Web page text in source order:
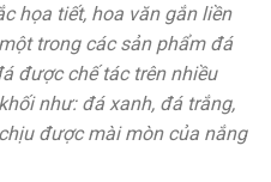
họa tiết, hoa văn gắn liền
trong các sản phẩm đá
được chế tác trên nhiều
như: đá xanh, đá trắng,
được mài mòn của nắng